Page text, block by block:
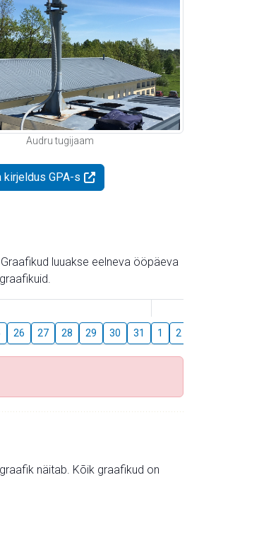
Audru tugijaam
kirjeldus GPA-s
luuakse eelneva ööpäeva
26 27 28 29 30 31 1 2
näitab. Kõik graafikud on